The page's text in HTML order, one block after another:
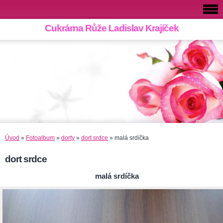
Cukrárna Růže Ladislav Krajíček
Úvod » Fotoalbum » dorty » dort srdce » malá srdíčka
dort srdce
malá srdíčka